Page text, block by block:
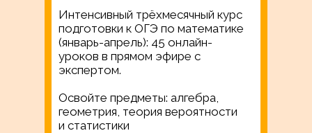
Интенсивный трёхмесячный курс
подготовки к ОГЭ по математике
(январь-апрель): 45 онлайн-
уроков в прямом эфире с
экспертом.
Освойте предметы: алгебра,
геометрия, теория вероятности
и статистики